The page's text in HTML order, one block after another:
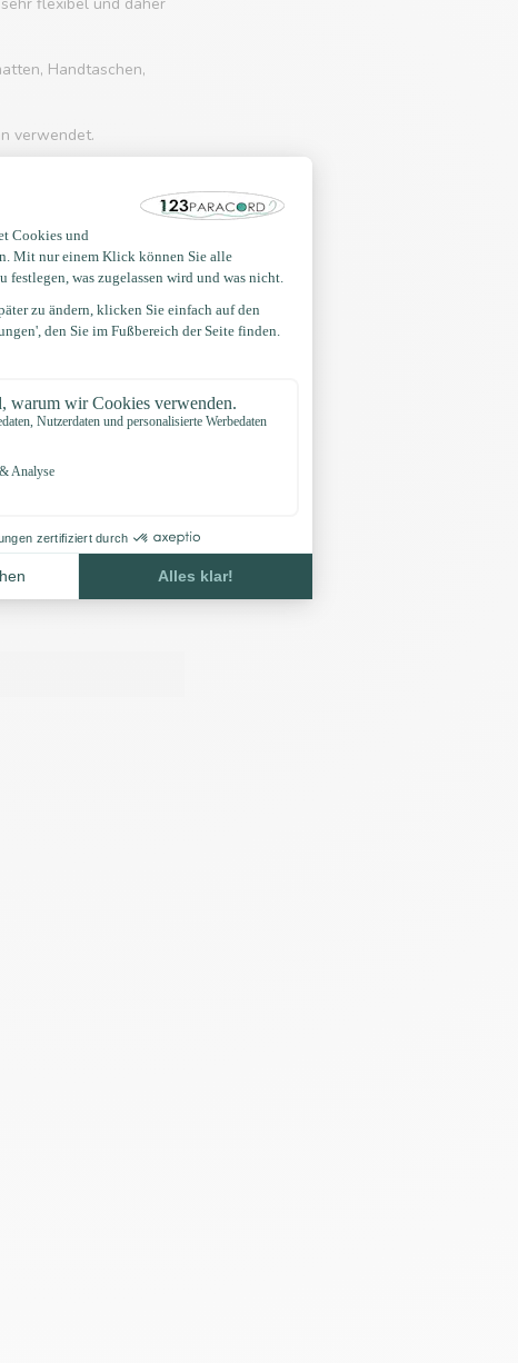
Handtaschen,
verwendet.
wird. Es kennt
Schnürsenkel, Gürtel
der Videos unten an:
YouTube Kanal,